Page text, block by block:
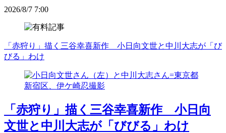
2026/8/7 7:00
「赤狩り」描く三谷幸喜新作 小日向文世と中川大志が「び
びる」わけ
「赤狩り」描く三谷幸喜新作 小日向
文世と中川大志が「びびる」わけ